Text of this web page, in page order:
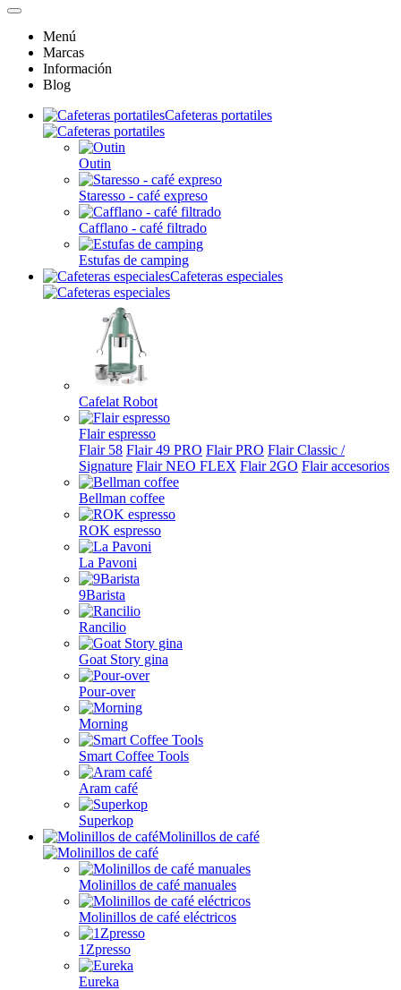
Menú
Marcas
Información
Blog
Cafeteras portatiles
Outin
Staresso - café expreso
Cafflano - café filtrado
Estufas de camping
Cafeteras especiales
Cafelat Robot
Flair espresso
Flair 58 Flair 49 PRO Flair PRO Flair Classic /
Signature Flair NEO FLEX Flair 2GO Flair accesorios
Bellman coffee
ROK espresso
La Pavoni
9Barista
Rancilio
Goat Story gina
Pour-over
Morning
Smart Coffee Tools
Aram café
Superkop
Molinillos de café
Molinillos de café manuales
Molinillos de café eléctricos
1Zpresso
Eureka